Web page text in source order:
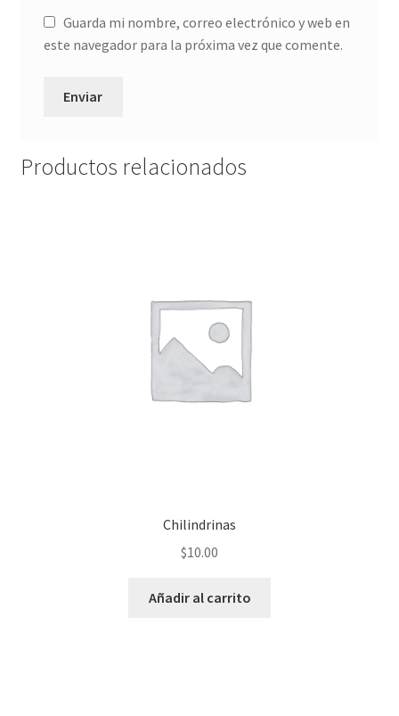
Guarda mi nombre, correo electrónico y web en
este navegador para la próxima vez que comente.
Productos relacionados
Chilindrinas
$10.00
Añadir al carrito